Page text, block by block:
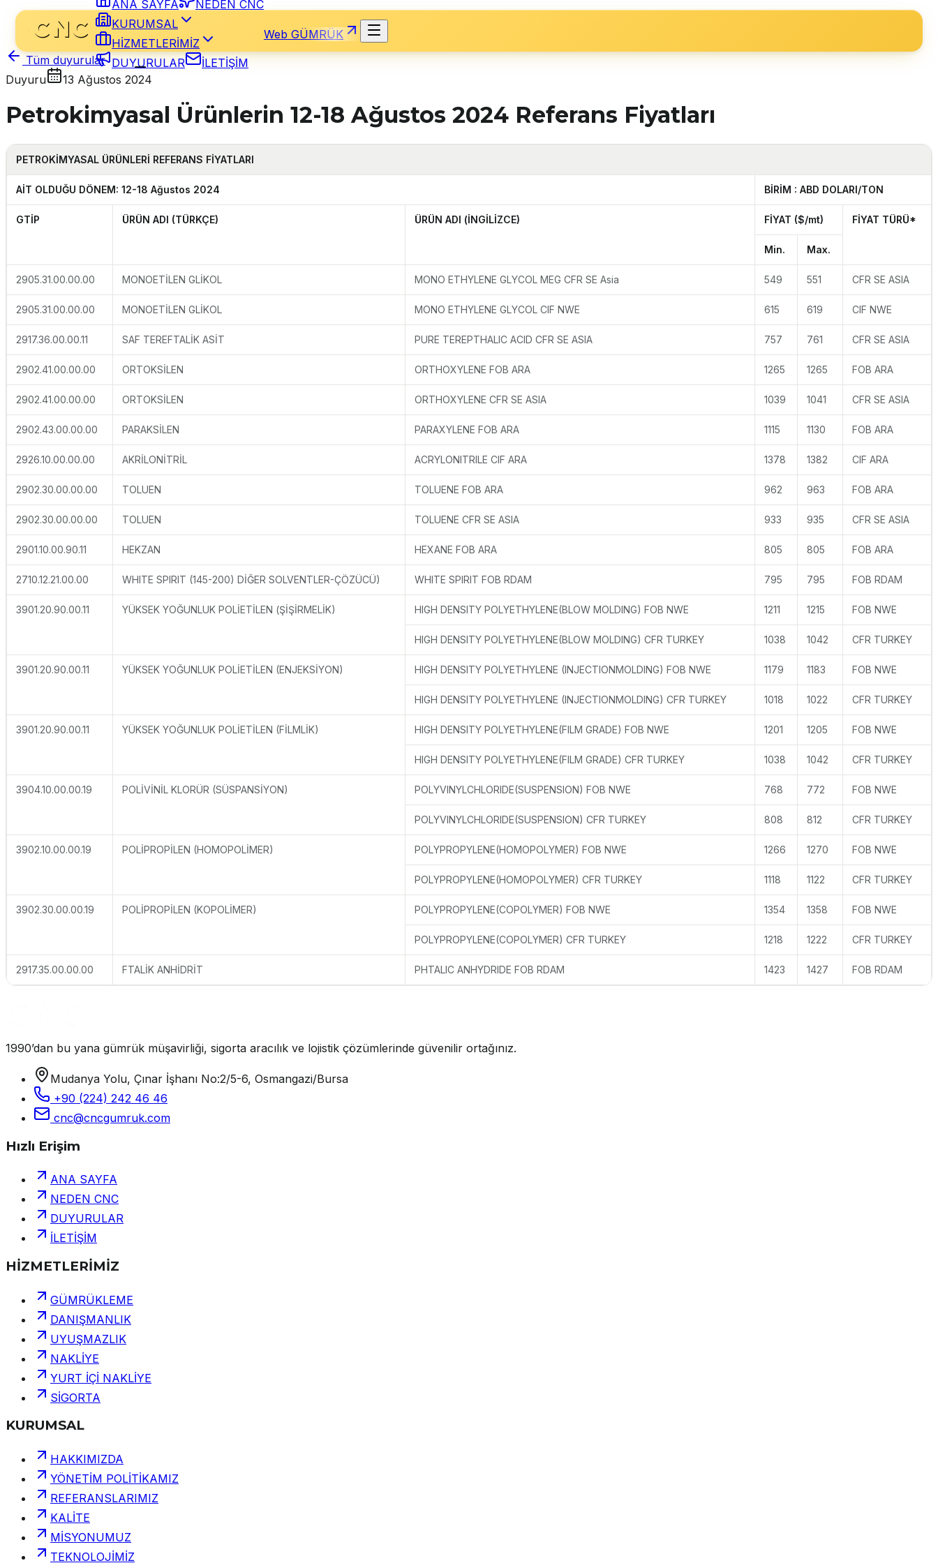
ANA SAYFA
NEDEN CNC
KURUMSAL
HİZMETLERİMİZ
DUYURULAR
İLETİŞİM
Web GÜMRÜK
Tüm duyurular
Duyuru
13 Ağustos 2024
Petrokimyasal Ürünlerin 12-18 Ağustos 2024 Referans Fiyatları
PETROKİMYASALÜRÜNLERİ REFERANS FİYATLARI
AİT OLDUĞU DÖNEM: 12-18 Ağustos 2024 BİRİM : ABD DOLARI/TON
GTİP ÜRÜN ADI (TÜRKÇE) ÜRÜN ADI (İNGİLİZCE) FİYAT ($/mt) FİYAT TÜRÜ*
Min. Max.
2905.31.00.00.00 MONOETİLEN GLİKOL MONO ETHYLENE GLYCOL MEG CFR SE Asia 549 551 CFR SE ASIA
2905.31.00.00.00 MONOETİLEN GLİKOL MONO ETHYLENE GLYCOL CIF NWE 615 619 CIF NWE
2917.36.00.00.11 SAF TEREFTALİK ASİT PURE TEREPTHALIC ACID CFR SE ASIA 757 761 CFR SE ASIA
2902.41.00.00.00 ORTOKSİLEN ORTHOXYLENE FOB ARA 1265 1265 FOB ARA
2902.41.00.00.00 ORTOKSİLEN ORTHOXYLENE CFR SE ASIA 1039 1041 CFR SE ASIA
2902.43.00.00.00 PARAKSİLEN PARAXYLENE FOB ARA 1115 1130 FOB ARA
2926.10.00.00.00 AKRİLONİTRİL ACRYLONITRILE CIF ARA 1378 1382 CIF ARA
2902.30.00.00.00 TOLUEN TOLUENE FOB ARA 962 963 FOB ARA
2902.30.00.00.00 TOLUEN TOLUENE CFR SE ASIA 933 935 CFR SE ASIA
2901.10.00.90.11 HEKZAN HEXANE FOB ARA 805 805 FOB ARA
2710.12.21.00.00 WHITE SPIRIT (145-200) DİĞER SOLVENTLER-ÇÖZÜCÜ) WHITE SPIRIT FOB RDAM 795 795 FOB RDAM
3901.20.90.00.11 YÜKSEK YOĞUNLUK POLİETİLEN (ŞİŞİRMELİK) HIGH DENSITY POLYETHYLENE(BLOW MOLDING) FOB NWE 1211 1215 FOB NWE
HIGH DENSITY POLYETHYLENE(BLOW MOLDING) CFR TURKEY 1038 1042 CFR TURKEY
3901.20.90.00.11 YÜKSEK YOĞUNLUK POLİETİLEN (ENJEKSİYON) HIGH DENSITY POLYETHYLENE (INJECTIONMOLDING) FOB NWE 1179 1183 FOB NWE
HIGH DENSITY POLYETHYLENE (INJECTIONMOLDING) CFR TURKEY 1018 1022 CFR TURKEY
3901.20.90.00.11 YÜKSEK YOĞUNLUK POLİETİLEN (FİLMLİK) HIGH DENSITY POLYETHYLENE(FILM GRADE) FOB NWE 1201 1205 FOB NWE
HIGH DENSITY POLYETHYLENE(FILM GRADE) CFR TURKEY 1038 1042 CFR TURKEY
3904.10.00.00.19 POLİVİNİL KLORÜR (SÜSPANSİYON) POLYVINYLCHLORIDE(SUSPENSION) FOB NWE 768 772 FOB NWE
POLYVINYLCHLORIDE(SUSPENSION) CFR TURKEY 808 812 CFR TURKEY
3902.10.00.00.19 POLİPROPİLEN (HOMOPOLİMER) POLYPROPYLENE(HOMOPOLYMER) FOB NWE 1266 1270 FOB NWE
POLYPROPYLENE(HOMOPOLYMER) CFR TURKEY 1118 1122 CFR TURKEY
3902.30.00.00.19 POLİPROPİLEN (KOPOLİMER) POLYPROPYLENE(COPOLYMER) FOB NWE 1354 1358 FOB NWE
POLYPROPYLENE(COPOLYMER) CFR TURKEY 1218 1222 CFR TURKEY
2917.35.00.00.00 FTALİK ANHİDRİT PHTALIC ANHYDRIDE FOB RDAM 1423 1427 FOB RDAM
1990’dan bu yana gümrük müşavirliği, sigorta aracılık ve lojistik çözümlerinde güvenilir ortağınız.
Mudanya Yolu, Çınar İşhanı No:2/5-6, Osmangazi/Bursa
+90 (224) 242 46 46
cnc@cncgumruk.com
Hızlı Erişim
ANA SAYFA
NEDEN CNC
DUYURULAR
İLETİŞİM
HİZMETLERİMİZ
GÜMRÜKLEME
DANIŞMANLIK
UYUŞMAZLIK
NAKLİYE
YURT İÇİ NAKLİYE
SİGORTA
KURUMSAL
HAKKIMIZDA
YÖNETİM POLİTİKAMIZ
REFERANSLARIMIZ
KALİTE
MİSYONUMUZ
TEKNOLOJİMİZ